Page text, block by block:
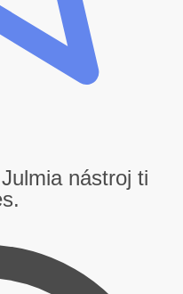
nástroj ti